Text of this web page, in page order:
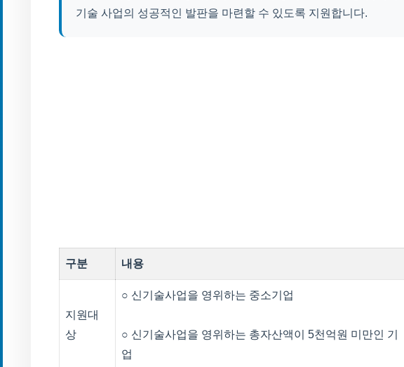
기술 사업의 성공적인 발판을 마련할 수 있도록 지원합니다.
구분 내용
지원대
상
○ 신기술사업을 영위하는 중소기업
○ 신기술사업을 영위하는 총자산액이 5천억원 미만인 기
업